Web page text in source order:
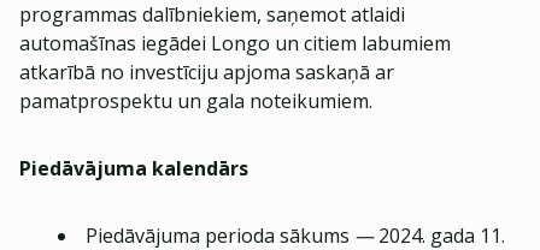
programmas dalībniekiem, saņemot atlaidi
automašīnas iegādei Longo un citiem labumiem
atkarībā no investīciju apjoma saskaņā ar
pamatprospektu un gala noteikumiem.
Piedāvājuma kalendārs
Piedāvājuma perioda sākums —2024. gada 11.